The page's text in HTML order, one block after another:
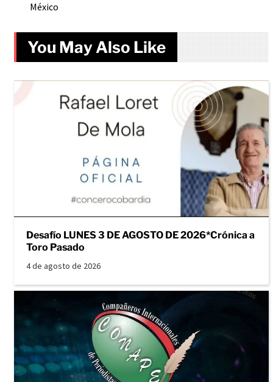
México
You May Also Like
Desafío LUNES 3 DE AGOSTO DE 2026*Crónica a
Toro Pasado
4 de agosto de 2026